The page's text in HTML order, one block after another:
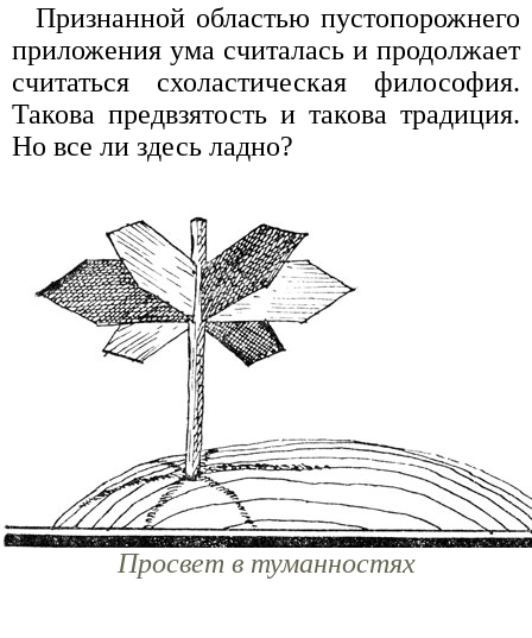
Признанной областью пустопорожнего
приложения ума считалась и продолжает
считаться схоластическая философия.
Такова предвзятость и такова традиция.
Но все ли здесь ладно?
Просвет в туманностях